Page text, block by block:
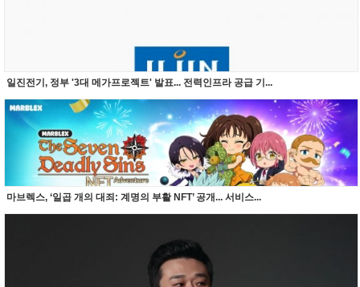
일진전기, 정부 '3대 메가프로젝트' 발표... 전력인프라 공급 기...
마브렉스, ‘일곱 개의 대죄: 계명의 부활 NFT’ 공개... 서비스...